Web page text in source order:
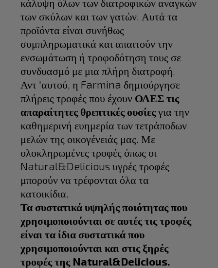
των σκύλων και των γατών. Αυτά τα
προϊόντα είναι συνήθως
συμπληρωματικά και απαιτούν την
ενσωμάτωση ή τροφοδότηση τους σε
συνδυασμό με μια πλήρη διατροφή.
Αντ 'αυτού, η Farmina δημιούργησε
πλήρεις τροφές που έχουν ΟΛΕΣ τις
απαραίτητες θρεπτικές ουσίεςγια την
καθημερινή ευημερία των τετράποδων
μελών της οικογένειάς μας. Με
ολοκληρωμένες τροφές όπως οι
Natural&Delicious υγρές τροφές
μπορούν να τρέφονται όλα τα
κατοικίδια.
Τα συστατικά υψηλής ποιότητας που
χρησιμοποιούνται σε αυτές τις τροφές
είναι τα ίδια συστατικά που
χρησιμοποιούνται και στις ξηρές
τροφές της Natural&Delicious.